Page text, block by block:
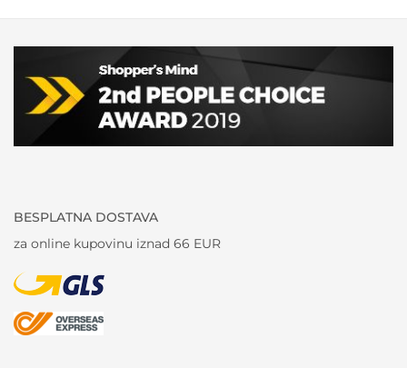
BESPLATNA DOSTAVA
za online kupovinu iznad 66 EUR